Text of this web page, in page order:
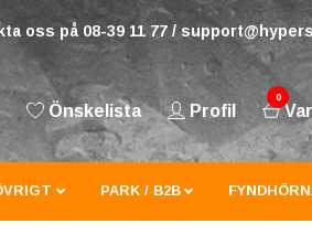
oss på 08-39 11 77 /
Önskelista Profil
0
PARK / B2B